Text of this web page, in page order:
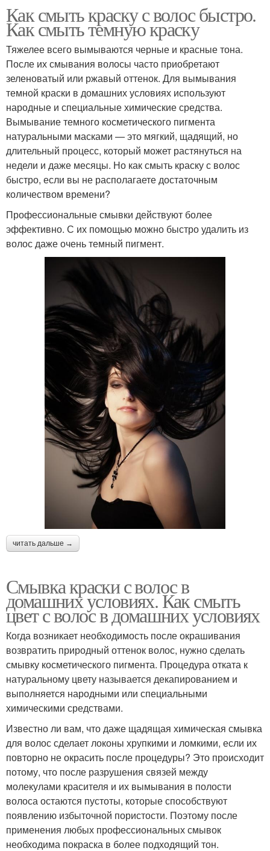
Как смыть краску с волос быстро.
Как смыть темную краску
Тяжелее всего вымываются черные и красные тона.
После их смывания волосы часто приобретают
зеленоватый или ржавый оттенок. Для вымывания
темной краски в домашних условиях используют
народные и специальные химические средства.
Вымывание темного косметического пигмента
натуральными масками — это мягкий, щадящий, но
длительный процесс, который может растянуться на
недели и даже месяцы. Но как смыть краску с волос
быстро, если вы не располагаете достаточным
количеством времени?
Профессиональные смывки действуют более
эффективно. С их помощью можно быстро удалить из
волос даже очень темный пигмент.
читать дальше →
Смывка краски с волос в
домашних условиях. Как смыть
цвет с волос в домашних условиях
Когда возникает необходимость после окрашивания
возвратить природный оттенок волос, нужно сделать
смывку косметического пигмента. Процедура отката к
натуральному цвету называется декапированием и
выполняется народными или специальными
химическими средствами.
Известно ли вам, что даже щадящая химическая смывка
для волос сделает локоны хрупкими и ломкими, если их
повторно не окрасить после процедуры? Это происходит
потому, что после разрушения связей между
молекулами красителя и их вымывания в полости
волоса остаются пустоты, которые способствуют
появлению избыточной пористости. Поэтому после
применения любых профессиональных смывок
необходима покраска в более подходящий тон.